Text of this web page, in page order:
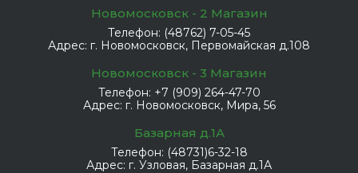
Новомосковск - 2 Магазин
Телефон: (48762) 7-05-45
Адрес: г. Новомосковск, Первомайская д.108
Новомосковск - 3 Магазин
Телефон: +7 (909) 264-47-70
Адрес: г. Новомосковск, Мира, 56
Базарная д.1А
Телефон: (48731)6-32-18
Адрес: г. Узловая, Базарная д.1А